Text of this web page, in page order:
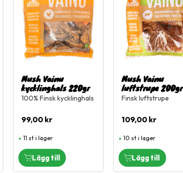
Mush Vainu
kycklinghals 220gr
100% Finsk kycklinghals
99,00 kr
11 st i lager
Mush Vainu
luftstrupe 200gr
Finsk luftstrupe
109,00kr
10 st i lager